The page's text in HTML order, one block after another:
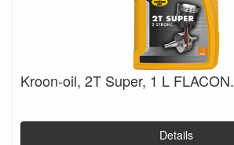
Kroon-oil, 2T Super, 1 L FLACON.
Details